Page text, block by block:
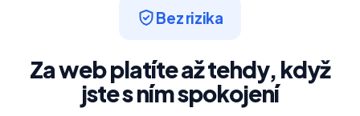
Bez rizika
Za web platíte až tehdy, když
jste s ním spokojení